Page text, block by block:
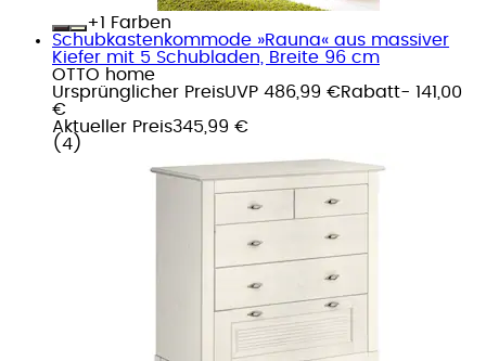
+
Farben
Schubkastenkommode »Rauna« aus massiver
Kiefer mit 5 Schubladen, Breite 96 cm
OTTO home
Ursprünglicher PreisUVP 486,99 €Rabatt- 141,00
€
Aktueller Preis345,99 €
( 4 )